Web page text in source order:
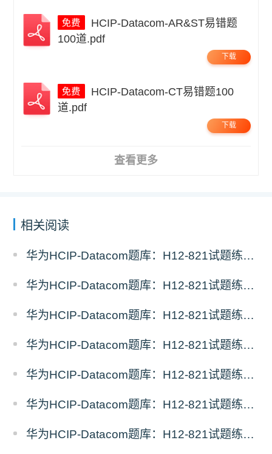
100道.pdf
下载
道.pdf
下载
查看更多
相关阅读
华为HCIP-Datacom题库：H12-821试题练习（11）
华为HCIP-Datacom题库：H12-821试题练习（10）
华为HCIP-Datacom题库：H12-821试题练习（9）
华为HCIP-Datacom题库：H12-821试题练习（8）
华为HCIP-Datacom题库：H12-821试题练习（7）
华为HCIP-Datacom题库：H12-821试题练习（6）
华为HCIP-Datacom题库：H12-821试题练习（5）